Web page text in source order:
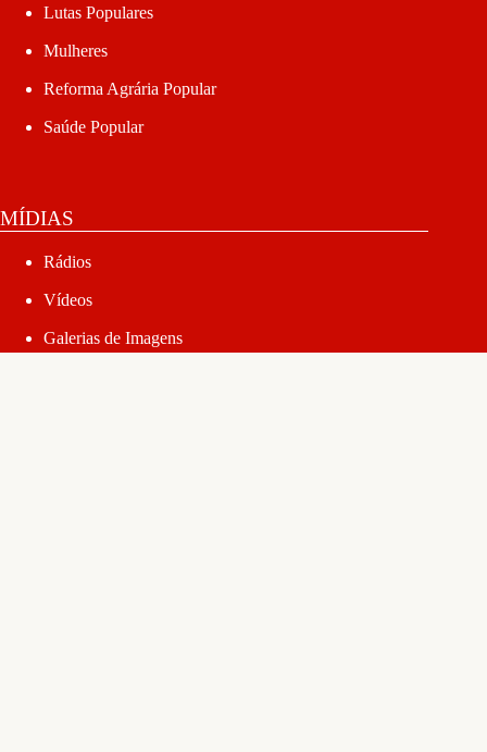
Refugiado e o Dia do Imigrante
20 de junho de 2026